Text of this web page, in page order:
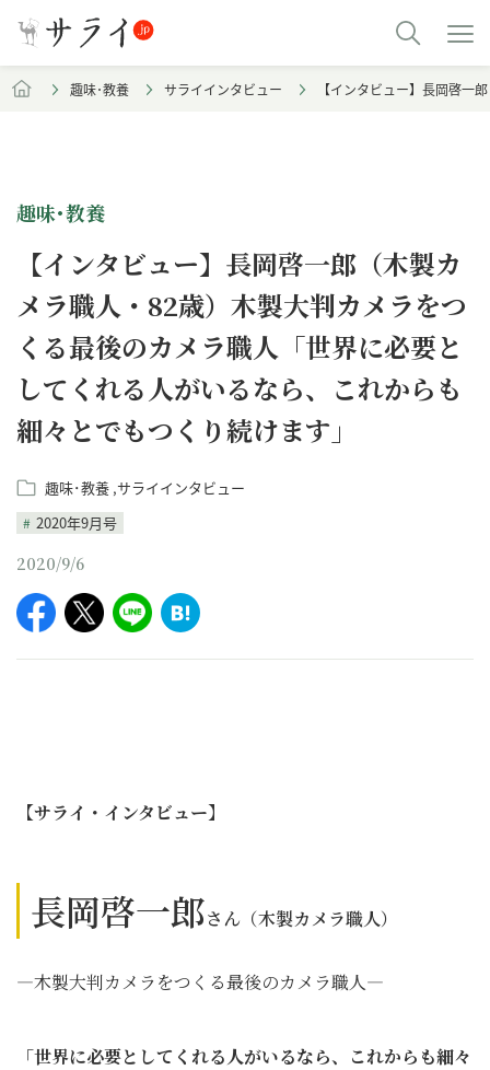
趣味･教養 サライインタビュー 【インタビュー】長岡啓一
趣味･教養
【インタビュー】長岡啓一郎（木製カ
メラ職人・82歳）木製大判カメラをつ
くる最後のカメラ職人「世界に必要と
してくれる人がいるなら、これからも
細々とでもつくり続けます」
趣味･教養 サライインタビュー
2020年9月号
2020/9/6
【サライ・インタビュー】
長岡啓一郎さん （木製カメラ職人）
―木製大判カメラをつくる最後のカメラ職人―
「世界に必要としてくれる人がいるなら、これからも細々